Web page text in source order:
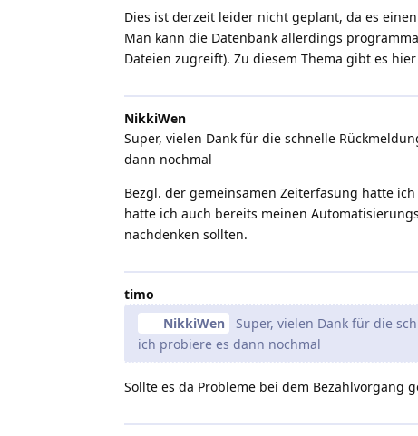
Dies ist derzeit leider nicht geplant, da es
Man kann die Datenbank allerdings
Dateien zugreift). Zu diesem Thema gibt es
NikkiWen
Super, vielen Dank für die schnelle
dann nochmal
Bezgl. der gemeinsamen Zeiterfasung hatte
hatte ich auch bereits meinen
nachdenken sollten.
timo
NikkiWen
Super, vielen Dank für die
ich probiere es dann nochmal
Sollte es da Probleme bei dem Bezahlvorgang